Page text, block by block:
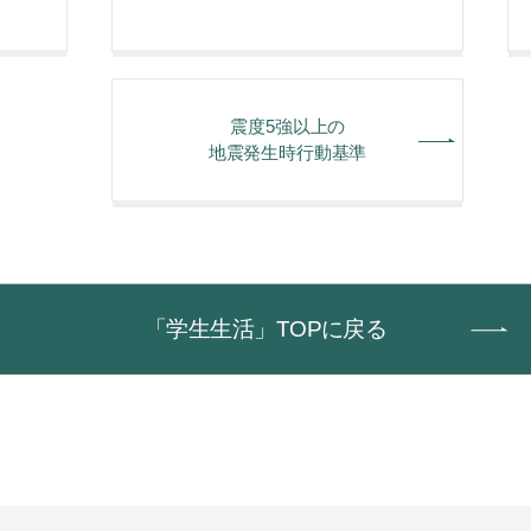
震度5強以上の
地震発生時行動基準
「学生生活」TOPに戻る